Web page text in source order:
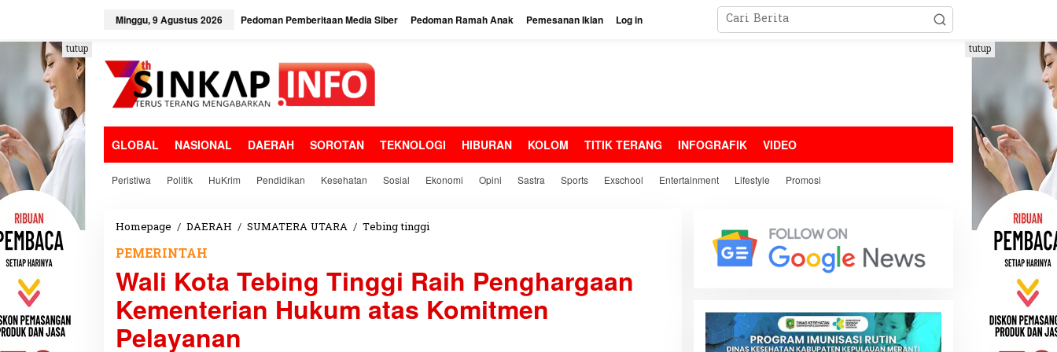
e
k
o
n
t
e
n
Minggu, 9 Agustus 2026 Pedoman Pemberitaan Media Siber Pedoman Ramah Anak Pemesanan Iklan Log in
GLOBAL NASIONAL DAERAH SOROTAN TEKNOLOGI HIBURAN KOLOM TITIK TERANG INFOGRAFIK VIDEO
Peristiwa Politik HuKrim Pendidikan Kesehatan Sosial Ekonomi Opini Sastra Sports Exschool Entertainment Lifestyle Promosi
tutup tutup
Homepage / DAERAH / SUMATERA UTARA / Tebing tinggi
K
o
t
PEMERINTAH
Wali Kota Tebing Tinggi Raih Penghargaan
Kementerian Hukum atas Komitmen
Pelayanan